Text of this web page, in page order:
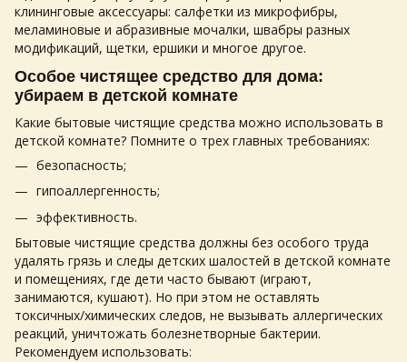
клининговые аксессуары: салфетки из микрофибры,
меламиновые и абразивные мочалки, швабры разных
модификаций, щетки, ершики и многое другое.
Особое чистящее средство для дома:
убираем в детской комнате
Какие бытовые чистящие средства можно использовать в
детской комнате? Помните о трех главных требованиях:
безопасность;
гипоаллергенность;
эффективность.
Бытовые чистящие средства должны без особого труда
удалять грязь и следы детских шалостей в детской комнате
и помещениях, где дети часто бывают (играют,
занимаются, кушают). Но при этом не оставлять
токсичных/химических следов, не вызывать аллергических
реакций, уничтожать болезнетворные бактерии.
Рекомендуем использовать: